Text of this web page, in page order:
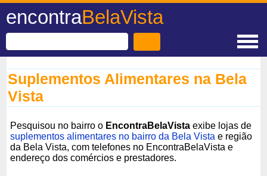
encontraBelaVista
Suplementos Alimentares na Bela
Vista
Pesquisou no bairro o EncontraBelaVista exibe lojas de
suplementos alimentares no bairro da Bela Vista e região
da Bela Vista, com telefones no EncontraBelaVista e
endereço dos comércios e prestadores.